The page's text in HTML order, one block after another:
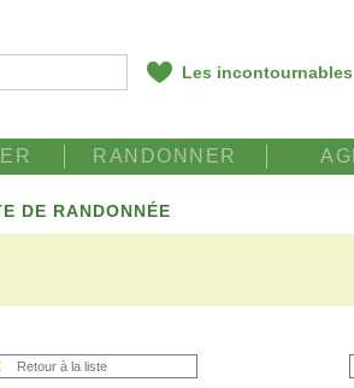
Les incontournables
RANDONNER
DE RANDONNÉE
Retour à la liste